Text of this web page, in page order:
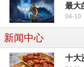
最大
04-10
新闻中心
十大